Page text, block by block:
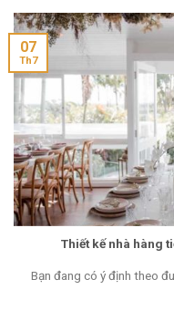
Thiết kế nhà hàng
Bạn đang có ý định theo
07
Th7